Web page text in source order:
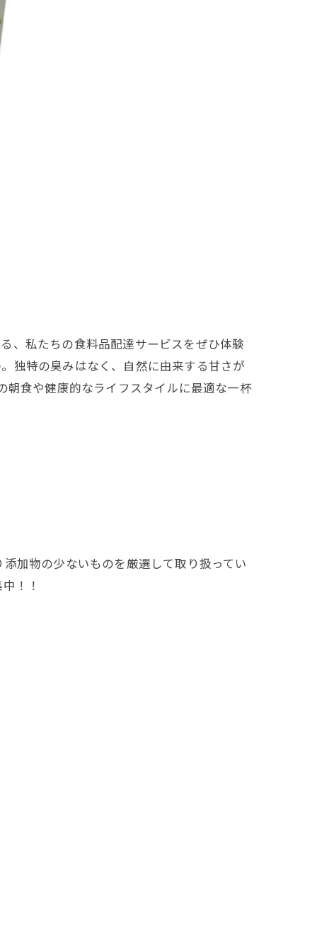
、私たちの食料品配達サービスをぜひ体験
独特の臭みはなく、自然に由来する甘さが
朝食や健康的なライフスタイルに最適な一杯
加物の少ないものを厳選して取り扱ってい
！！